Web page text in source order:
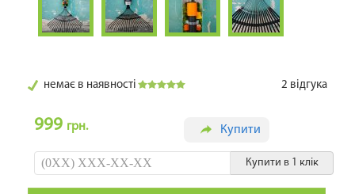
немає в наявності 2 відгука
999 грн. Купити
Купити в 1 клік